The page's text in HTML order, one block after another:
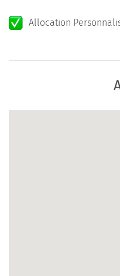
Allocation